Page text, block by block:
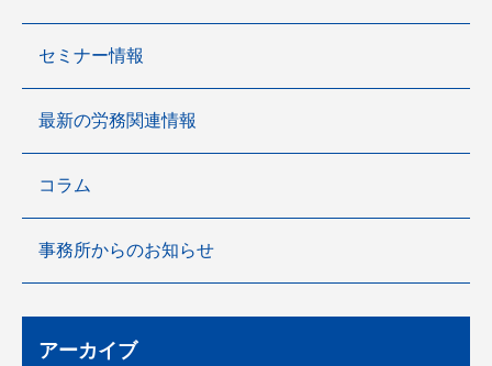
セミナー情報
最新の労務関連情報
コラム
事務所からのお知らせ
アーカイブ